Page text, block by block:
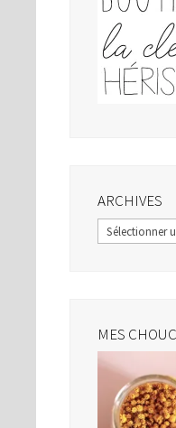
ARCHIVES
Archives
MES